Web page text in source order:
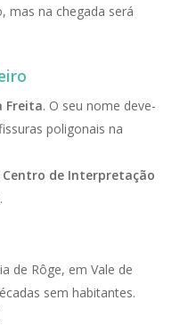
mas na chegada será
Freita. O seu nome deve-
poligonais na
de Interpretação
.
de Rôge, em Vale de
sem habitantes.